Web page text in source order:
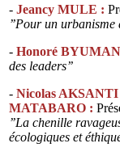
- Jeancy MULE :
’’Pour un urbanisme
- Honoré
des leaders’’
- Nicolas
MATABARO :
’’La chenille
écologiques et